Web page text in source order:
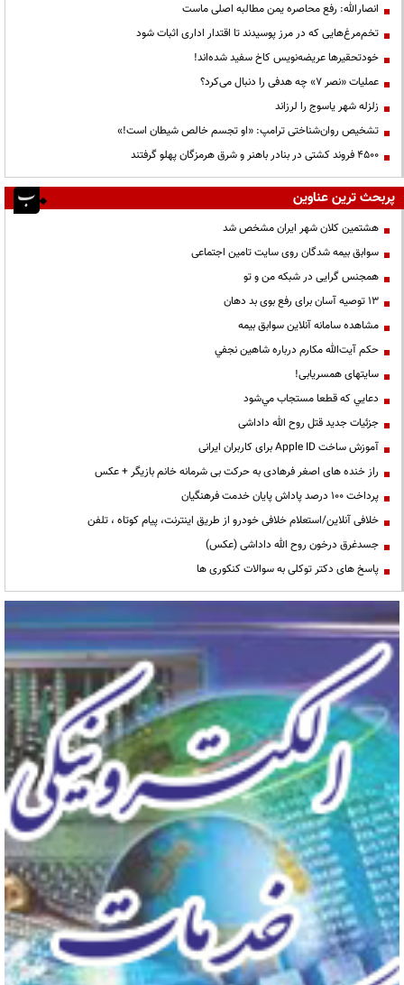
انصارالله: رفع محاصره یمن مطالبه اصلی ماست
تخم‌مرغ‌هایی که در مرز پوسیدند تا اقتدار اداری اثبات شود
خودتحقیرها عریضه‌نویس کاخ سفید شده‌اند!
عملیات «نصر ۷» چه هدفی را دنبال می‌کرد؟
زلزله شهر یاسوج را لرزاند
تشخیص روان‌شناختی ترامپ: «او تجسم خالص شیطان است!»
۴۵۰۰ فروند کشتی در بنادر باهنر و شرق هرمزگان پهلو گرفتند
پربحث ترین عناوین
هشتمین کلان شهر ایران مشخص شد
سوابق بیمه شدگان روی سایت تامین اجتماعی
همجنس گرایی در شبکه من و تو
13 توصیه آسان برای رفع بوی بد دهان
مشاهده سامانه آنلاين سوابق بیمه
حكم آيت‌الله مكارم درباره شاهين نجفي
سایتهای همسریابی!
دعايي كه قطعا مستجاب مي‌شود
جزئیات جدید قتل روح الله داداشی
آموزش ساخت Apple ID برای کاربران ایرانی
راز خنده های اصغر فرهادی به حرکت بی شرمانه خانم بازیگر + عکس
پرداخت ۱۰۰ درصد پاداش پایان خدمت فرهنگیان
خلافی آنلاین/استعلام خلافی خودرو از طریق اینترنت، پیام کوتاه ، تلفن
جسدغرق درخون روح الله داداشی (عکس)
پاسخ های دکتر توکلی به سوالات کنکوری ها